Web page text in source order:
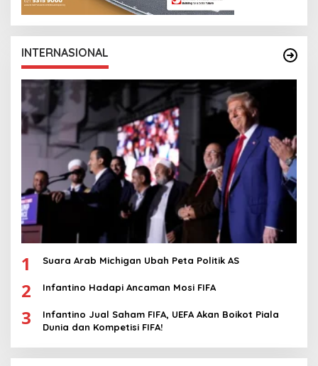
INTERNASIONAL
1 Suara Arab Michigan Ubah Peta Politik AS
2 Infantino Hadapi Ancaman Mosi FIFA
3
Infantino Jual Saham FIFA, UEFA Akan Boikot Piala
Dunia dan Kompetisi FIFA!